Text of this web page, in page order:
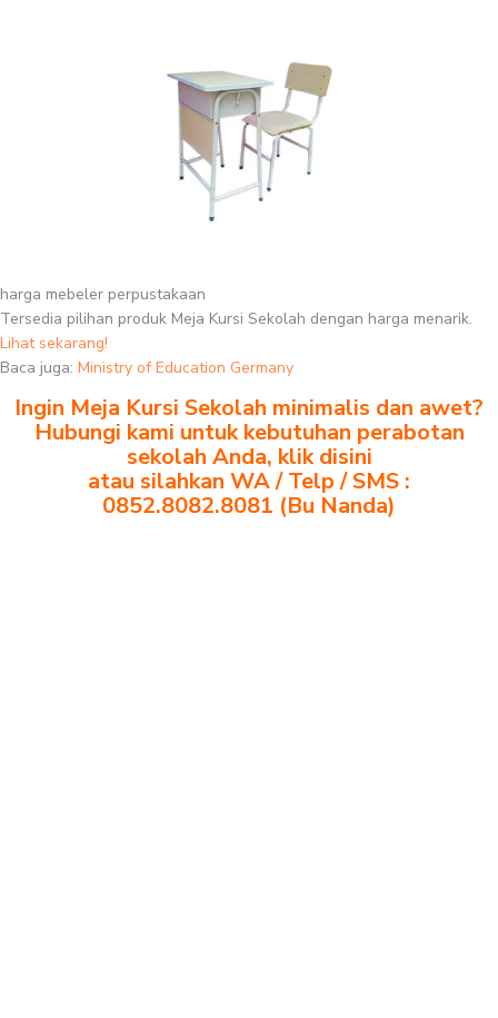
harga mebeler perpustakaan
Tersedia pilihan produk Meja Kursi Sekolah dengan harga menarik.
Lihat sekarang!
Baca juga: Ministry of Education Germany
Ingin Meja Kursi Sekolah minimalis dan awet?
Hubungi kami untuk kebutuhan perabotan
sekolah Anda, klik disini
atau silahkan WA / Telp / SMS :
0852.8082.8081 (Bu Nanda)